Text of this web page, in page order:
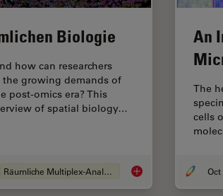
Biologie
how can researchers
growing demands of
post-omics era? This
of spatial biology…
Räumliche Multiplex-Analyse Leitfaden zur
An
The
cells
Oct